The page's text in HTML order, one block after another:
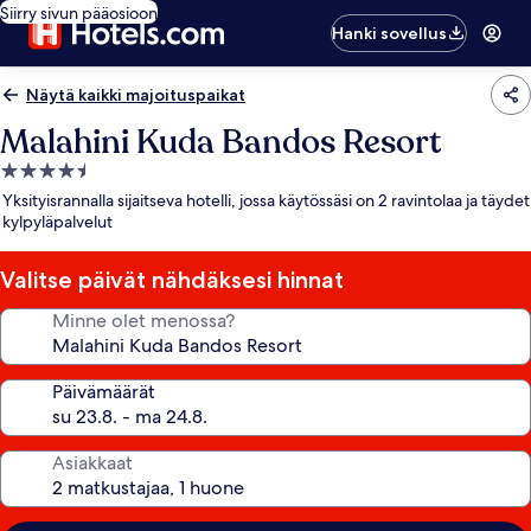
Siirry sivun pääosioon
Hanki sovellus
Näytä kaikki majoituspaikat
Malahini Kuda Bandos Resort
4.5
tähden
majoituspaikka
Yksityisrannalla sijaitseva hotelli, jossa käytössäsi on 2 ravintolaa ja täydet
kylpyläpalvelut
Valitse päivät nähdäksesi hinnat
Minne olet menossa?
Päivämäärät
Asiakkaat